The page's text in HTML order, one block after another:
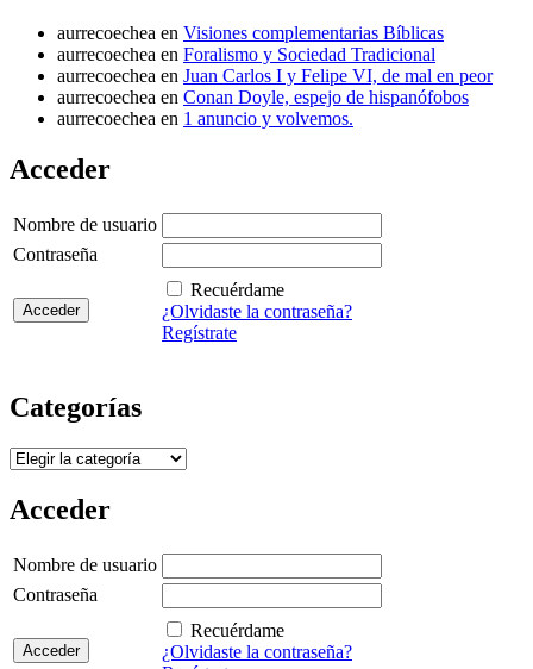
aurrecoechea en Visiones complementarias Bíblicas
aurrecoechea en Foralismo y Sociedad Tradicional
aurrecoechea en Juan Carlos I y Felipe VI, de mal en peor
aurrecoechea en Conan Doyle, espejo de hispanófobos
aurrecoechea en 1 anuncio y volvemos.
Acceder
Nombre de usuario
Contraseña
Recuérdame
¿Olvidaste la contraseña?
Regístrate
Categorías
Categorías
Acceder
Nombre de usuario
Contraseña
Recuérdame
¿Olvidaste la contraseña?